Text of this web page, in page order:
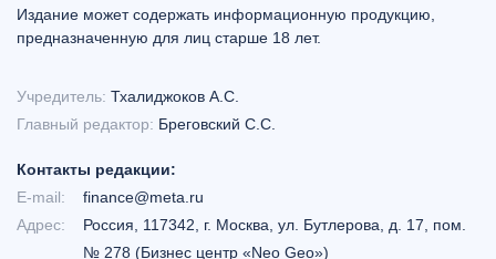
Издание может содержать информационную продукцию,
предназначенную для лиц старше 18 лет.
Учредитель: Тхалиджоков А.С.
Главный редактор: Бреговский С.С.
Контакты редакции:
E-mail:
finance@meta.ru
Адрес:
Россия, 117342, г. Москва, ул. Бутлерова, д. 17, пом.
№ 278 (Бизнес центр «Neo Geo»)